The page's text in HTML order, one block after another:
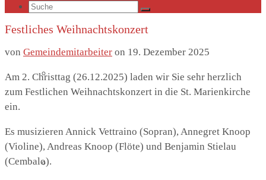
Gemeindeleben
Suche
Festliches Weihnachtskonzert
von Gemeindemitarbeiter on 19. Dezember 2025
Am 2. Christtag (26.12.2025) laden wir Sie sehr herzlich
zum Festlichen Weihnachtskonzert in die St. Marienkirche
ein.
Es musizieren Annick Vettraino (Sopran), Annegret Knoop
(Violine), Andreas Knoop (Flöte) und Benjamin Stielau
(Cembalo).